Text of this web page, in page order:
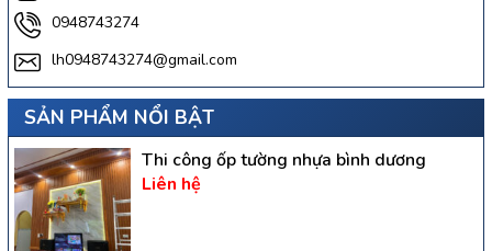
0948743274
lh0948743274@gmail.com
SẢN PHẨM NỔI BẬT
Thi công ốp tường nhựa bình dương
Liên hệ